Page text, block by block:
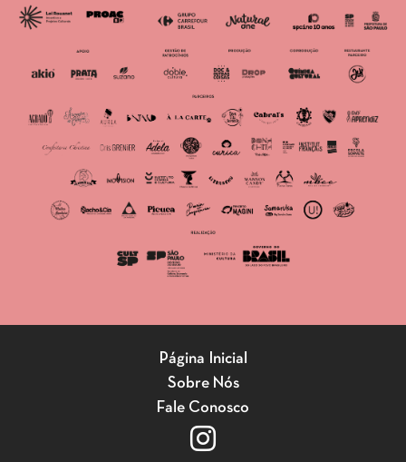
Página Inicial
Sobre Nós
Fale Conosco